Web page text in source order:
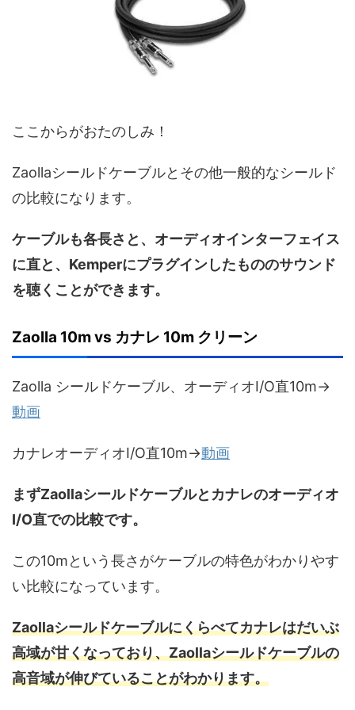
ここからがおたのしみ！
Zaollaシールドケーブルとその他一般的なシールド
の比較になります。
ケーブルも各長さと、オーディオインターフェイス
に直と、Kemperにプラグインしたもののサウンド
を聴くことができます。
Zaolla 10m vs カナレ 10m クリーン
Zaolla シールドケーブル、オーディオI/O直10m→
動画
カナレオーディオI/O直10m→動画
まずZaollaシールドケーブルとカナレのオーディオ
I/O直での比較です。
この10mという長さがケーブルの特色がわかりやす
い比較になっています。
Zaollaシールドケーブルにくらべてカナレはだいぶ
高域が甘くなっており、Zaollaシールドケーブルの
高音域が伸びていることがわかります。